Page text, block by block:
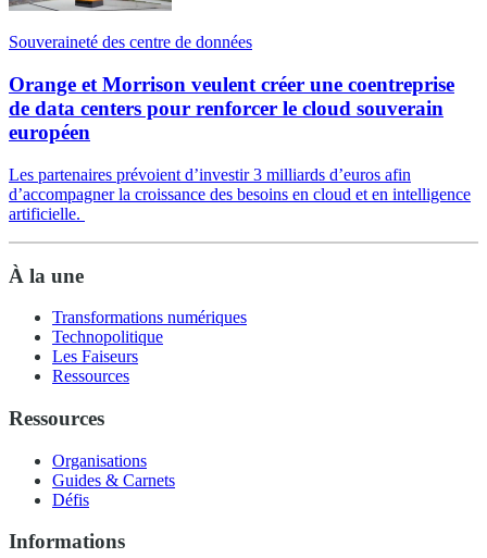
Souveraineté des centre de données
Orange et Morrison veulent créer une coentreprise
de data centers pour renforcer le cloud souverain
européen
Les partenaires prévoient d’investir 3 milliards d’euros afin
d’accompagner la croissance des besoins en cloud et en intelligence
artificielle.
À la une
Transformations numériques
Technopolitique
Les Faiseurs
Ressources
Ressources
Organisations
Guides & Carnets
Défis
Informations